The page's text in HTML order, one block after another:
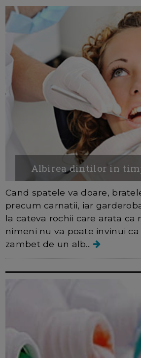
Albirea dintilor in
Cand spatele va doare,
precum carnatii, iar
la cateva rochii care arata ca
nimeni nu va poate invinui
zambet de un alb...